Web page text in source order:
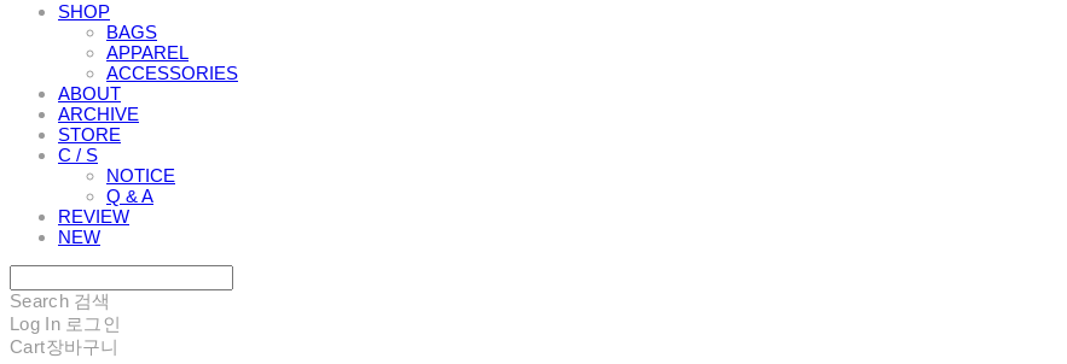
SHOP
BAGS
APPAREL
ACCESSORIES
ABOUT
ARCHIVE
STORE
C / S
NOTICE
Q & A
REVIEW
NEW
Search 검색
Log In 로그인
Cart장바구니